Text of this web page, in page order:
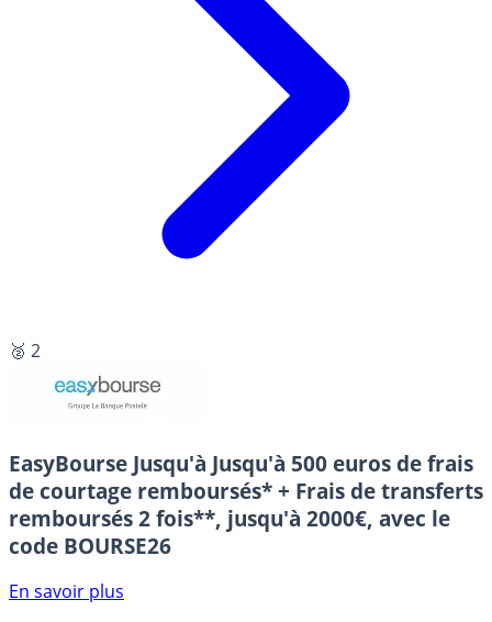
🥈 2
EasyBourse Jusqu'à Jusqu'à 500 euros de frais
de courtage remboursés* + Frais de transferts
remboursés 2 fois**, jusqu'à 2000€, avec le
code BOURSE26
En savoir plus